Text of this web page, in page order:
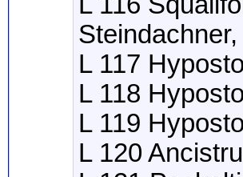
L 117
L 118
L 119
L 120